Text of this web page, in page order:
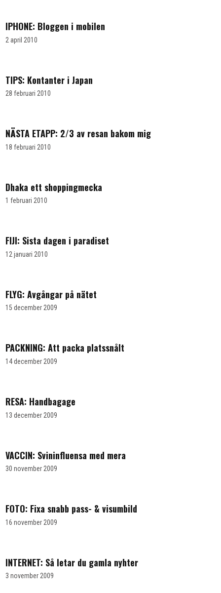
IPHONE: Bloggen i mobilen
2 april 2010
TIPS: Kontanter i Japan
28 februari 2010
NÄSTA ETAPP: 2/3 av resan bakom mig
18 februari 2010
Dhaka ett shoppingmecka
1 februari 2010
FIJI: Sista dagen i paradiset
12 januari 2010
FLYG: Avgångar på nätet
15 december 2009
PACKNING: Att packa platssnålt
14 december 2009
RESA: Handbagage
13 december 2009
VACCIN: Svininfluensa med mera
30 november 2009
FOTO: Fixa snabb pass- & visumbild
16 november 2009
INTERNET: Så letar du gamla nyhter
3 november 2009